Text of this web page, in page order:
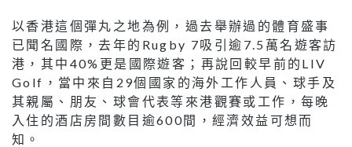
以香港這個彈丸之地為例，過去舉辦過的體育盛事
已聞名國際，去年的Rugby 7吸引逾7.5萬名遊客訪
港，其中40%更是國際遊客；再說回較早前的LIV
Golf，當中來自29個國家的海外工作人員、球手及
其親屬、朋友、球會代表等來港觀賽或工作，每晚
入住的酒店房間數目逾600間，經濟效益可想而
知。